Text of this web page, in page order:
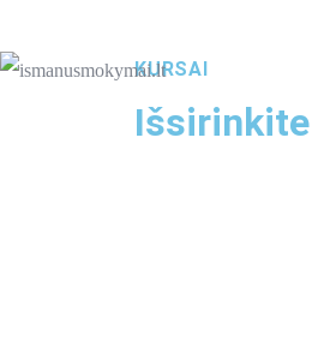
KURSAI